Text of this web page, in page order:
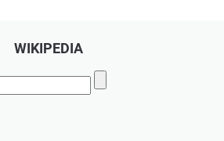
WIKIPEDIA